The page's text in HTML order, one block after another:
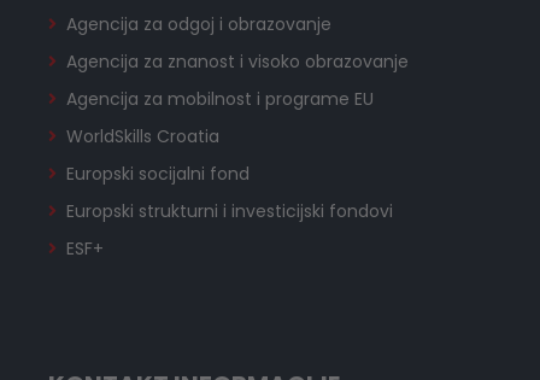
Agencija za odgoj i obrazovanje
Agencija za znanost i visoko obrazovanje
Agencija za mobilnost i programe EU
WorldSkills Croatia
Europski socijalni fond
Europski strukturni i investicijski fondovi
ESF+